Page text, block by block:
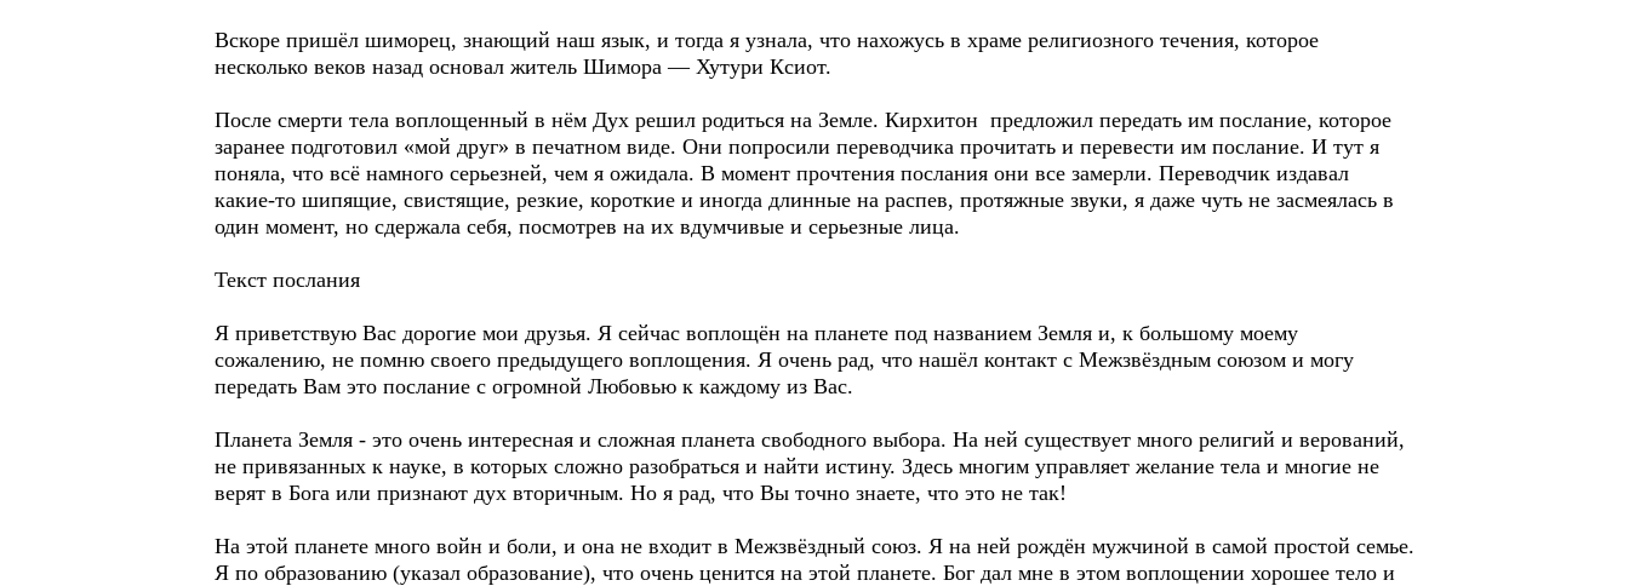
Вскоре пришёл шиморец, знающий наш язык, и тогда я узнала, что нахожусь в храме религиозного течения, которое
несколько веков назад основал житель Шимора — Хутури Ксиот.
После смерти тела воплощенный в нём Дух решил родиться на Земле. Кирхитон предложил передать им послание, которое
заранее подготовил «мой друг» в печатном виде. Они попросили переводчика прочитать и перевести им послание. И тут я
поняла, что всё намного серьезней, чем я ожидала. В момент прочтения послания они все замерли. Переводчик издавал
какие-то шипящие, свистящие, резкие, короткие и иногда длинные на распев, протяжные звуки, я даже чуть не засмеялась в
один момент, но сдержала себя, посмотрев на их вдумчивые и серьезные лица.
Текст послания
Я приветствую Вас дорогие мои друзья. Я сейчас воплощён на планете под названием Земля и, к большому моему
сожалению, не помню своего предыдущего воплощения. Я очень рад, что нашёл контакт с Межзвёздным союзом и могу
передать Вам это послание с огромной Любовью к каждому из Вас.
Планета Земля - это очень интересная и сложная планета свободного выбора. На ней существует много религий и верований,
не привязанных к науке, в которых сложно разобраться и найти истину. Здесь многим управляет желание тела и многие не
верят в Бога или признают дух вторичным. Но я рад, что Вы точно знаете, что это не так!
На этой планете много войн и боли, и она не входит в Межзвёздный союз. Я на ней рождён мужчиной в самой простой семье.
Я по образованию (указал образование), что очень ценится на этой планете. Бог дал мне в этом воплощении хорошее тело и